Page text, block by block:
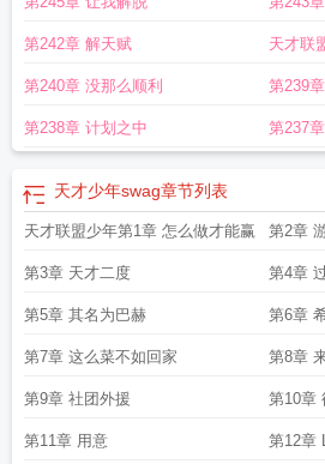
雄联盟天才电影天才少年 天才联盟电影天才
才少年官网 天才联盟豆瓣 天才联盟游戏排球
天才鲁伯特 天才联盟
第242章 解天赋 天才联
信
第240章 没那么顺利 第239
第238章 计划之中 第237
天才少年swag章节列表
天才联盟少年第1章 怎么做才能赢 第2章
第3章 天才二度 第4章
第5章 其名为巴赫 第6章
第7章 这么菜不如回家 第8章
第9章 社团外援 第10章
第11章 用意 第12章